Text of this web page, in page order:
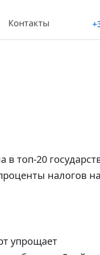
Контакты
топ-20
налогов на
упрощает